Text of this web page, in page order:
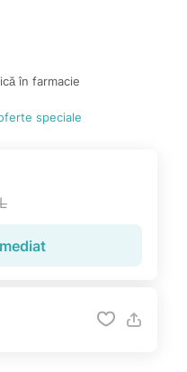
în farmacie
speciale